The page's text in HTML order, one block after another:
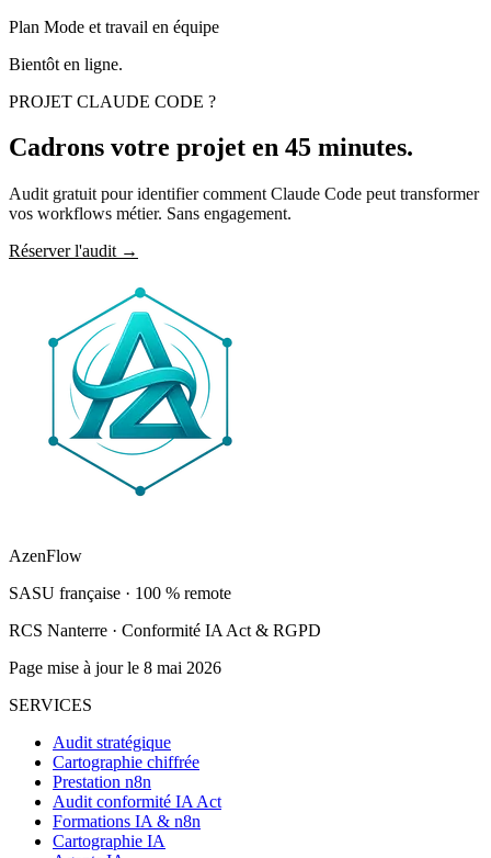
Plan Mode et travail en équipe
Bientôt en ligne.
PROJET CLAUDE CODE ?
Cadrons votre projet en 45 minutes.
Audit gratuit pour identifier comment Claude Code peut transformer
vos workflows métier. Sans engagement.
Réserver l'audit →
AzenFlow
SASU française · 100 % remote
RCS Nanterre · Conformité IA Act & RGPD
Page mise à jour le 8 mai 2026
SERVICES
Audit stratégique
Cartographie chiffrée
Prestation n8n
Audit conformité IA Act
Formations IA & n8n
Cartographie IA